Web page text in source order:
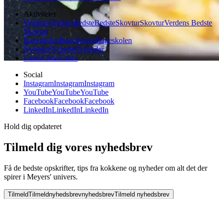
Aktiviteter
VerdensVerdensBedsteBedsteSkovturSkovturVerdens Bedste
Skovtur
BageskolenBageskolenBageskolen
NyhederNyhederNyheder
CasesCasesCases
Social
InstagramInstagramInstagram
YouTubeYouTubeYouTube
FacebookFacebookFacebook
LinkedInLinkedInLinkedIn
Hold dig opdateret
Tilmeld dig vores nyhedsbrev
Få de bedste opskrifter, tips fra kokkene og nyheder om alt det der
spirer i Meyers' univers.
TilmeldTilmeldnyhedsbrevnyhedsbrevTilmeld nyhedsbrev